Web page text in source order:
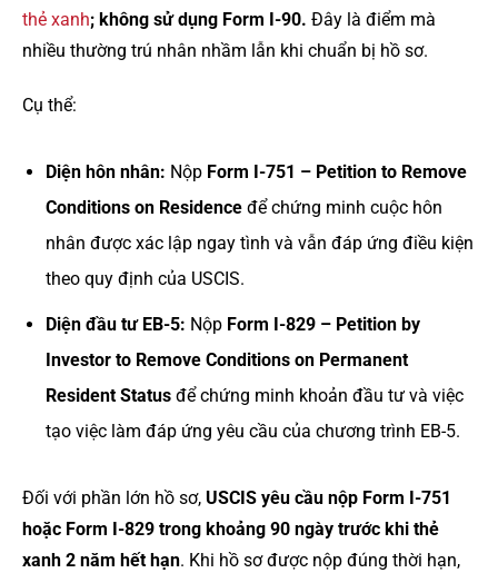
thẻ xanh; không sử dụng Form I-90. Đây là điểm mà
nhiều thường trú nhân nhầm lẫn khi chuẩn bị hồ sơ.
Cụ thể:
Diện hôn nhân: Nộp Form I-751 – Petition to Remove
Conditions on Residenceđể chứng minh cuộc hôn
nhân được xác lập ngay tình và vẫn đáp ứng điều kiện
theo quy định của USCIS.
Diện đầu tư EB-5: Nộp Form I-829 – Petition by
Investor to Remove Conditions on Permanent
Resident Statusđể chứng minh khoản đầu tư và việc
tạo việc làm đáp ứng yêu cầu của chương trình EB-5.
Đối với phần lớn hồ sơ, USCIS yêu cầu nộp Form I-751
hoặc Form I-829 trong khoảng 90 ngày trước khi thẻ
xanh 2 năm hết hạn. Khi hồ sơ được nộp đúng thời hạn,